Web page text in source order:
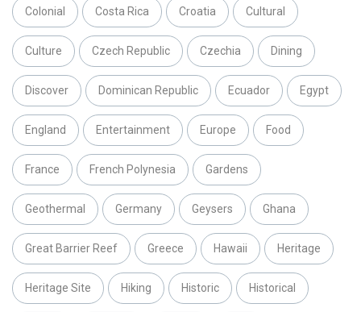
Colonial Costa Rica Croatia Cultural
Culture Czech Republic Czechia Dining
Discover Dominican Republic Ecuador Egypt
England Entertainment Europe Food
France French Polynesia Gardens
Geothermal Germany Geysers Ghana
Great Barrier Reef Greece Hawaii Heritage
Heritage Site Hiking Historic Historical